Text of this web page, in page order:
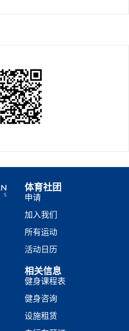
体育社团
申请
加入我们
所有运动
活动日历
相关信息
健身课程表
健身咨询
设施租赁